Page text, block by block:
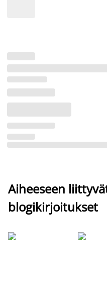
Aiheeseen
blogikirjoitukset